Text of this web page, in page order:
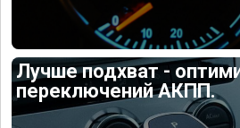
Лучше подхват -
переключений АКПП.